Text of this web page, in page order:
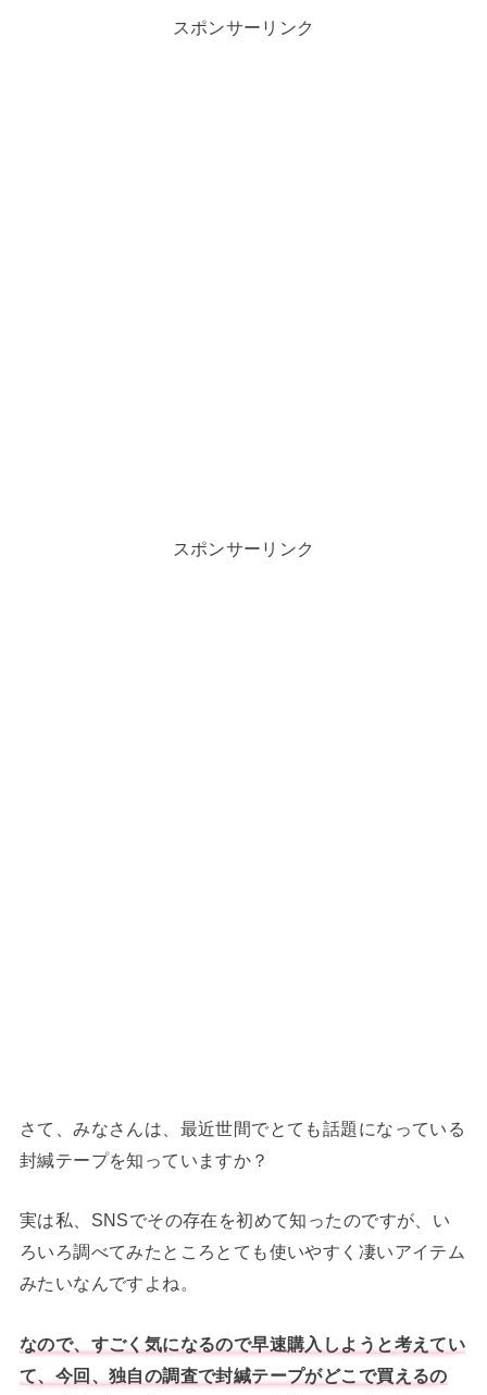
スポンサーリンク
スポンサーリンク
さて、みなさんは、最近世間でとても話題になっている
封緘テープを知っていますか？
実は私、SNSでその存在を初めて知ったのですが、い
ろいろ調べてみたところとても使いやすく凄いアイテム
みたいなんですよね。
なので、すごく気になるので早速購入しようと考えてい
て、今回、独自の調査で封緘テープがどこで買えるの